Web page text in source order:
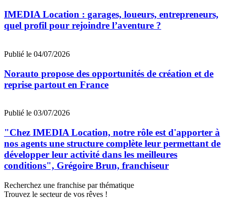
IMEDIA Location : garages, loueurs, entrepreneurs,
quel profil pour rejoindre l’aventure ?
Publié le 04/07/2026
Norauto propose des opportunités de création et de
reprise partout en France
Publié le 03/07/2026
"Chez IMEDIA Location, notre rôle est d'apporter à
nos agents une structure complète leur permettant de
développer leur activité dans les meilleures
conditions", Grégoire Brun, franchiseur
Recherchez une franchise par thématique
Trouvez le secteur de vos rêves !